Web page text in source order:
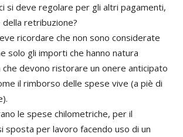
si deve regolare per gli altri pagamenti,
retribuzione?
ricordare che non sono considerate
solo gli importi che hanno natura
devono ristorare un onere anticipato
il rimborso delle spese vive (a piè di
le spese chilometriche, per il
sposta per lavoro facendo uso di un